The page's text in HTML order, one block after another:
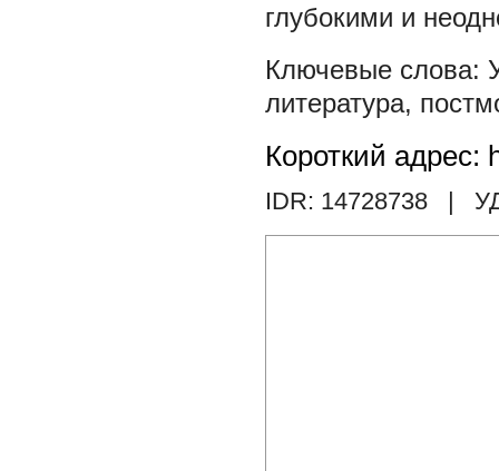
глубокими и
литература,
Короткий адрес:
IDR: 14728738 |